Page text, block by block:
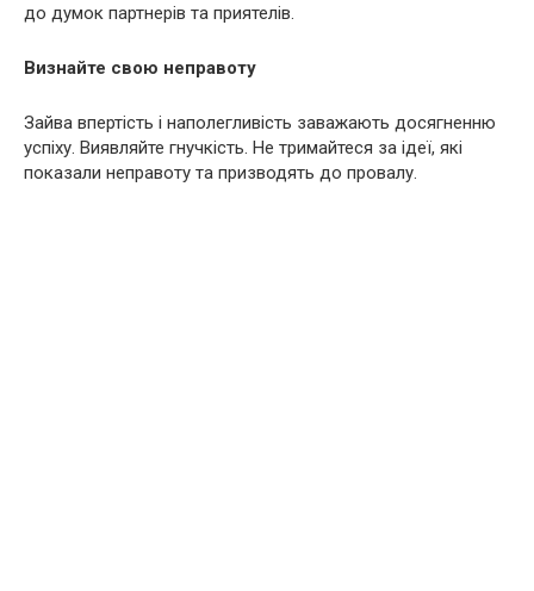
до думок партнерів та приятелів.
Визнайте свою неправоту
Зайва впертість і наполегливість заважають досягненню
успіху. Виявляйте гнучкість. Не тримайтеся за ідеї, які
показали неправоту та призводять до провалу.